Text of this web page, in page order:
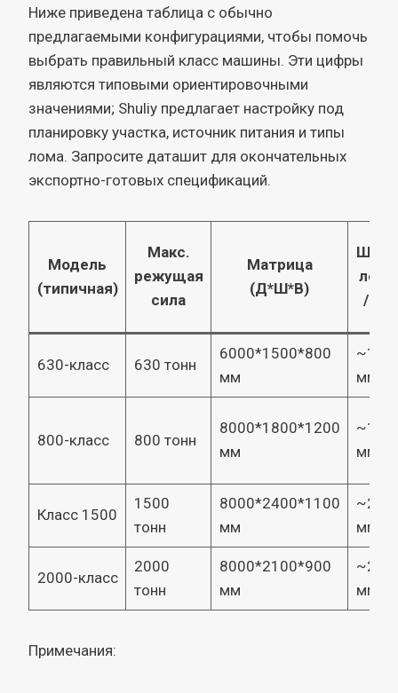
Ниже приведена таблица с обычно
предлагаемыми конфигурациями, чтобы помочь
выбрать правильный класс машины. Эти цифры
являются типовыми ориентировочными
значениями; Shuliy предлагает настройку под
планировку участка, источник питания и типы
лома. Запросите даташит для окончательных
экспортно-готовых спецификаций.
Модель
(типичная)
Макс.
режущая
сила
Матрица
(Д*Ш*В)
/
630-класс 630 тонн
6000*1500*800
мм
мм
800-класс 800 тонн
8000*1800*1200
мм
мм
Класс 1500
1500
тонн
8000*2400*1100
мм
мм
2000-класс
2000
тонн
8000*2100*900
мм
мм
Примечания: